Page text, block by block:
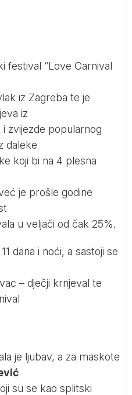
festival “Love Carnival
iz Zagreba te je
iz
i zvijezde popularnog
daleke
koji bi na 4 plesna
je prošle godine
u veljači od čak 25%.
dana i noći, a sastoji se
– dječji krnjeval te
je ljubav, a za maskote
su se kao splitski